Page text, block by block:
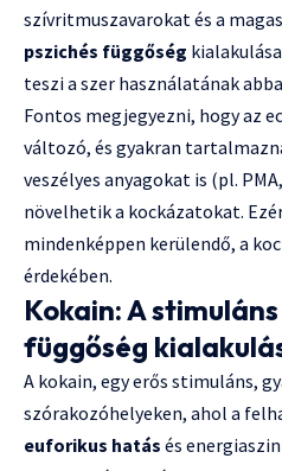
szívritmuszavarokat és a
pszichés függőség
teszi a szer használatának
Fontos megjegyezni, hogy az
változó, és gyakran
veszélyes anyagokat is (pl.
növelhetik a kockázatokat.
mindenképpen kerülendő, a
érdekében.
Kokain: A
függőség
A kokain, egy erős stimuláns,
szórakozóhelyeken, ahol a
euforikus hatás és